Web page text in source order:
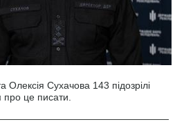
Сухачова 143 підозрілі
це писати.